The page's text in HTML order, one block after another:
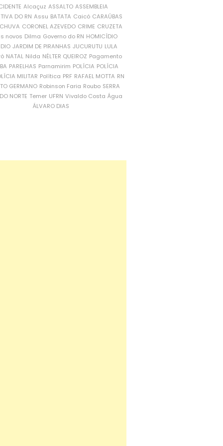
Alcaçuz ASSALTO ASSEMBLEIA
DO RN Assu BATATA Caicó CARAÚBAS
CORONEL AZEVEDO CRIME CRUZETA
novos Dilma Governo do RN HOMICÍDIO
JARDIM DE PIRANHAS JUCURUTU LULA
NATAL Nilda NÉLTER QUEIROZ Pagamento
PARELHAS Parnamirim POLÍCIA POLÍCIA
MILITAR Política PRF RAFAEL MOTTA RN
GERMANO Robinson Faria Roubo SERRA
NORTE Temer UFRN Vivaldo Costa Água
ÁLVARO DIAS